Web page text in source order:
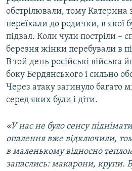
обстрілювали, тому
переїхали до родички, в якої
підвал. Коли чули постріли –
березня жінки перебували в
В той день російські війська
боку Бердянського і сильно
Через атаку загинуло багато
серед яких були і діти.
«У нас не було сенсу
опалення вже відключили,
в маленькому відносно
запаслись: макарони, крупи.